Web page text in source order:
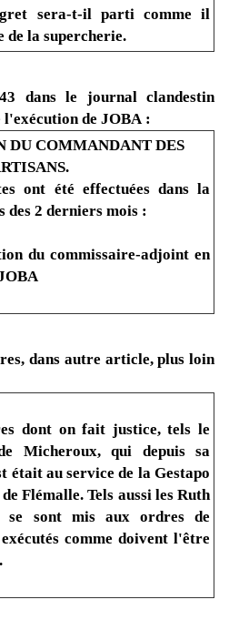
sera-t-il parti comme il
de la supercherie.
dans le journal clandestin
l'exécution de JOBA :
DU COMMANDANT DES
ont été effectuées dans la
des 2 derniers mois :
du commissaire-adjoint en
dans autre article, plus loin
dont on fait justice, tels le
Micheroux, qui depuis sa
était au service de la Gestapo
Flémalle. Tels aussi les Ruth
se sont mis aux ordres de
comme doivent l'être